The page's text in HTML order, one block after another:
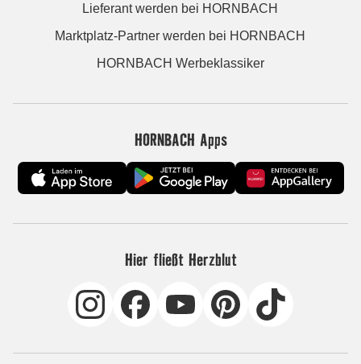
Lieferant werden bei HORNBACH
Marktplatz-Partner werden bei HORNBACH
HORNBACH Werbeklassiker
HORNBACH Apps
Hier fließt Herzblut